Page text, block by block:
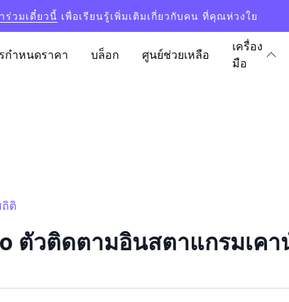
ร่วมเดี๋ยวนี้ เพื่อเรียนรู้เพิ่มเติมเกี่ยวกับคน ที่คุณห่วงใย
กำหนดราคา บล็อก ศูนย์ช่วยเหลือ
เครื่อง
มือ
ถิติ
ตัวติดตามอินสตาแกรมเคา